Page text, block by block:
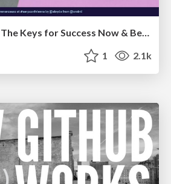
Ecommerce SEO: The Keys for Success Now & Beyond - #SERPConf2024
1 2.1k